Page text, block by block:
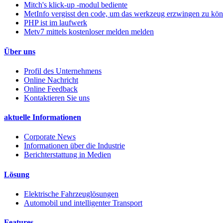
Mitch's klick-up -modul bediente
MetInfo vergisst den code, um das werkzeug erzwingen zu
PHP ist im laufwerk
Metv7 mittels kostenloser melden melden
Über uns
Profil des Unternehmens
Online Nachricht
Online Feedback
Kontaktieren Sie uns
aktuelle Informationen
Corporate News
Informationen über die Industrie
Berichterstattung in Medien
Lösung
Elektrische Fahrzeuglösungen
Automobil und intelligenter Transport